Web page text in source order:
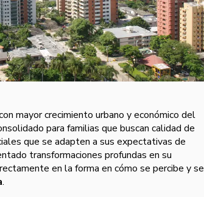
mayor crecimiento urbano y económico del
para familias que buscan calidad de
que se adapten a sus expectativas de
transformaciones profundas en su
en la forma en cómo se percibe y se
.